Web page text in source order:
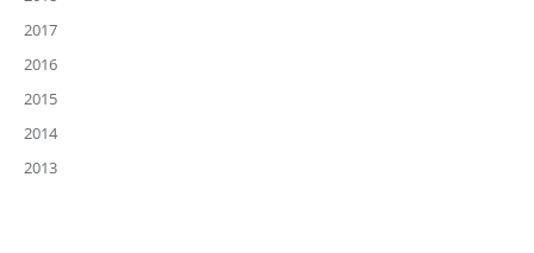
2017
2016
2015
2014
2013